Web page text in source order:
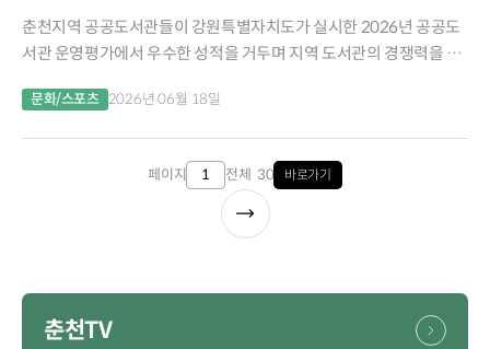
춘천지역 공공도서관들이 강원특별자치도가 실시한 2026년 공공도
서관 운영평가에서 우수한 성적을 거두며 지역 도서관의 경쟁력을 입
으로 실시한 ‘2026년 공공도서관 운영평가’ 결과, 춘천시립청소년도
문화/스포츠 2026년 06월 18일
페이지 전체 30 바로가기
춘천TV